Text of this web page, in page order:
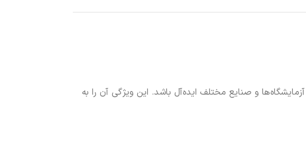
و صنایع مختلف ایده‌آل باشد. این ویژگی آن را به